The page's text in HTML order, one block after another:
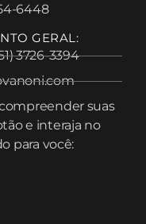
6448
GERAL:
3726-3394
suas
e interaja no
para você: